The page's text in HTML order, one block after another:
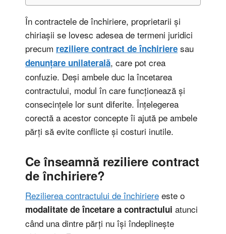
În contractele de închiriere, proprietarii și
chiriașii se lovesc adesea de termeni juridici
precum reziliere contract de închiriere sau
denunțare unilaterală, care pot crea
confuzie. Deși ambele duc la încetarea
contractului, modul în care funcționează și
consecințele lor sunt diferite. Înțelegerea
corectă a acestor concepte îi ajută pe ambele
părți să evite conflicte și costuri inutile.
Ce înseamnă reziliere contract
de închiriere?
Rezilierea contractului de închiriere este o
modalitate de încetare a contractului atunci
când una dintre părți nu își îndeplinește